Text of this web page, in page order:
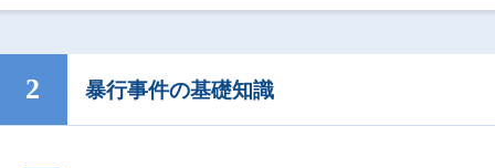
暴行事件の基礎知識